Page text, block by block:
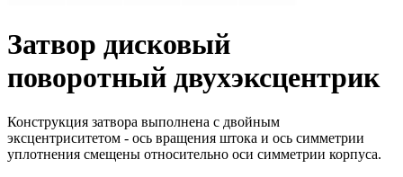
Затвор дисковый
поворотный двухэксцентрик
Конструкция затвора выполнена с двойным
эксцентриситетом - ось вращения штока и ось симметрии
уплотнения смещены относительно оси симметрии корпуса.